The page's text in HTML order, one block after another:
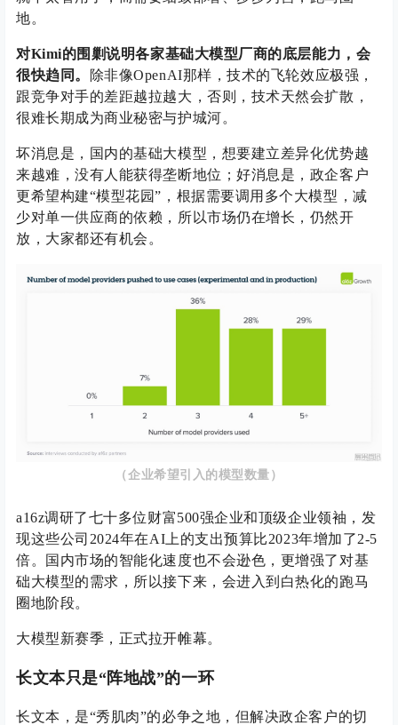
地。
对Kimi的围剿说明各家基础大模型厂商的底层能力，会
很快趋同。
除非像OpenAI那样，技术的飞轮效应极强，
跟竞争对手的差距越拉越大，否则，技术天然会扩散，
很难长期成为商业秘密与护城河。
坏消息是，国内的基础大模型，想要建立差异化优势越
来越难，没有人能获得垄断地位；好消息是，政企客户
更希望构建“模型花园”，根据需要调用多个大模型，减
少对单一供应商的依赖，所以市场仍在增长，仍然开
放，大家都还有机会。
（企业希望引入的模型数量）
a16z调研了七十多位财富500强企业和顶级企业领袖，发
现这些公司2024年在AI上的支出预算比2023年增加了2-5
倍。国内市场的智能化速度也不会逊色，更增强了对基
础大模型的需求，所以接下来，会进入到白热化的跑马
圈地阶段。
大模型新赛季，正式拉开帷幕。
长文本只是“阵地战”的一环
长文本，是“秀肌肉”的必争之地，但解决政企客户的切